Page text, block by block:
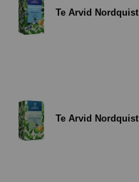
Te Arvid
Te Arvid